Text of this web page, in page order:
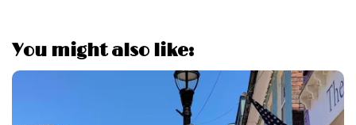
You might also like: